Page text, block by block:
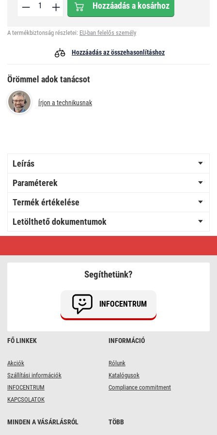
Hozzáadás a kosárhoz
A termékbiztonság részletei: EU-ban felelős személy
Hozzáadás az összehasonlításhoz
Örömmel adok tanácsot
Írjon a technikusnak
Leírás
Paraméterek
Termék értékelése
Letölthető dokumentumok
vezeték
FŐ LINKEK
Akciók
Szállítási információk
INFOCENTRUM
KAPCSOLATOK
INFORMÁCIÓ
Rólunk
Katalógusok
Compliance commitment
MINDEN A VÁSÁRLÁSRÓL TÖBB
Segíthetünk?
INFOCENTRUM